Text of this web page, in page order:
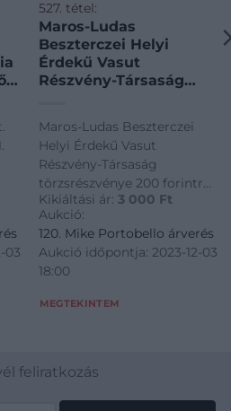
03
527. tétel:
Maros-Ludas
Beszterczei Helyi
Érdekű Vasut
Részvény-Társaság
Ludas Beszterczei
Helyi Érdekű Vasut
Részvény-Társaság
törzsrészvénye 200
forintról. 1886.
Maros-Ludas Beszterczei
Helyi Érdekű Vasut
Részvény-Társaság
törzsrészvénye 200 forintról.
1886. Maros-Ludas
Beszterczei Helyi Érdekű
Vasut Részvény-Társaság
törzsrészvénye 200 forintról.
1886.
Kikiáltási ár: 3 000 Ft
Aukció:
120. Mike Portobello árverés
Aukció időpontja: 2023-12-03
18:00
MEGTEKINTEM
feliratkozás